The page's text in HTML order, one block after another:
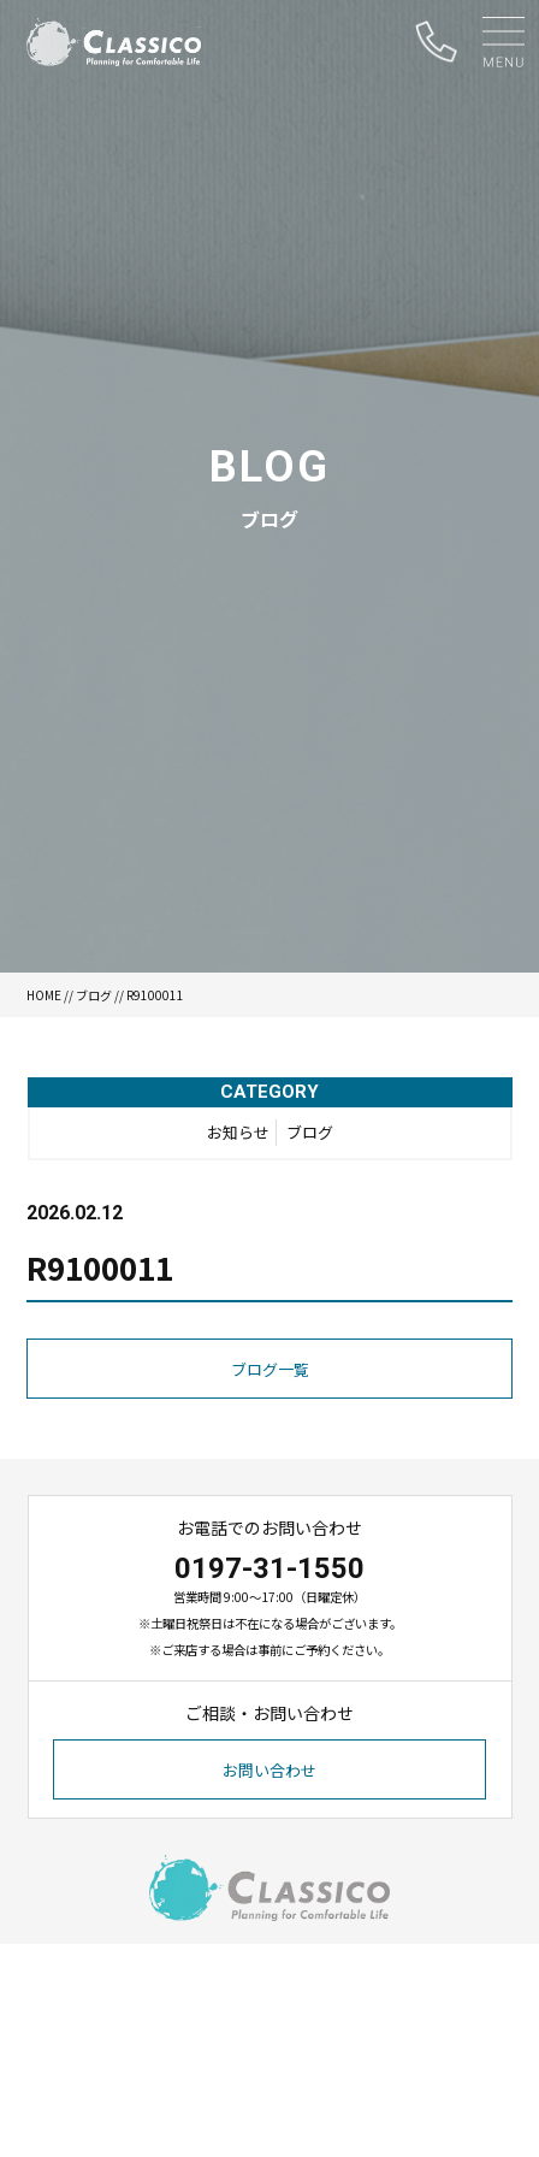
BLOG
ブログ
HOME // ブログ // R9100011
CATEGORY
お知らせ ブログ
2026.02.12
R9100011
ブログ一覧
お電話でのお問い合わせ
0197-31-1550
営業時間 9:00〜17:00（日曜定休）
※土曜日祝祭日は不在になる場合がございます。
※ご来店する場合は事前にご予約ください。
ご相談・お問い合わせ
お問い合わせ